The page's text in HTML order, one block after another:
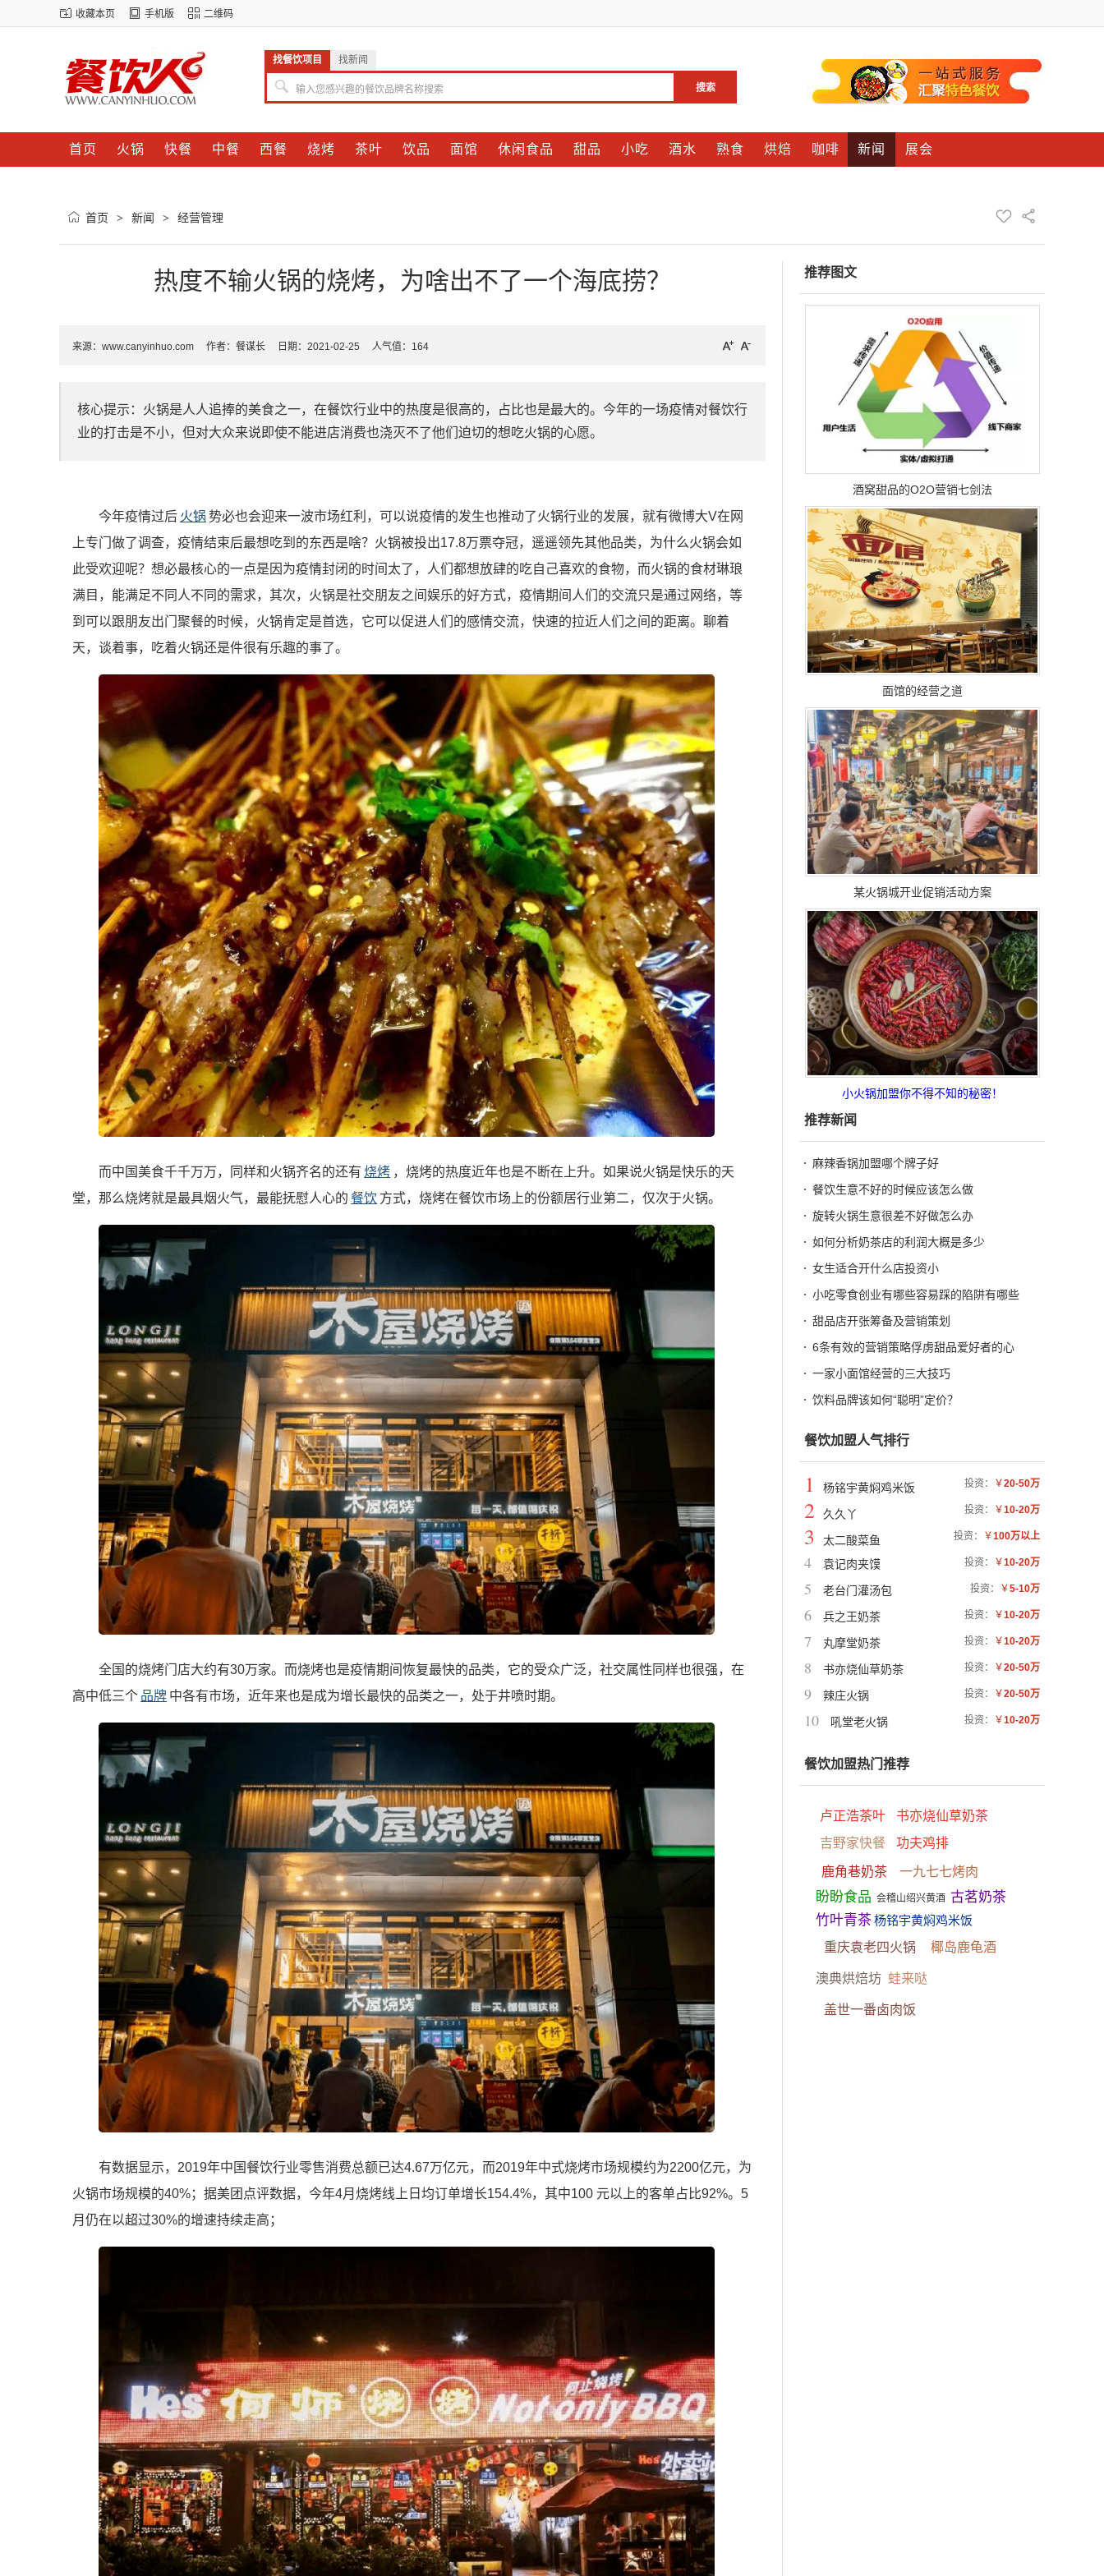
收藏本页 手机版 二维码
找餐饮项目 找新闻
输入您感兴趣的餐饮品牌名称搜索 搜索
首页 火锅 快餐 中餐 西餐 烧烤 茶叶 饮品 面馆 休闲食品 甜品 小吃 酒水 熟食 烘焙 咖啡 新闻 展会
首页 > 新闻 > 经营管理
热度不输火锅的烧烤，为啥出不了一个海底捞？
来源： www.canyinhuo.com 作者：餐谋长 日期：2021-02-25 人气值： 164
核心提示：火锅是人人追捧的美食之一，在餐饮行业中的热度是很高的，占比也是最大的。今年的一场疫情对餐饮行
业的打击是不小，但对大众来说即使不能进店消费也浇灭不了他们迫切的想吃火锅的心愿。
今年疫情过后 火锅 势必也会迎来一波市场红利，可以说疫情的发生也推动了火锅行业的发展，就有微博大V在网
上专门做了调查，疫情结束后最想吃到的东西是啥？火锅被投出17.8万票夺冠，遥遥领先其他品类，为什么火锅会如
此受欢迎呢？想必最核心的一点是因为疫情封闭的时间太了，人们都想放肆的吃自己喜欢的食物，而火锅的食材琳琅
满目，能满足不同人不同的需求，其次，火锅是社交朋友之间娱乐的好方式，疫情期间人们的交流只是通过网络，等
到可以跟朋友出门聚餐的时候，火锅肯定是首选，它可以促进人们的感情交流，快速的拉近人们之间的距离。聊着
天，谈着事，吃着火锅还是件很有乐趣的事了。
而中国美食千千万万，同样和火锅齐名的还有 烧烤 ，烧烤的热度近年也是不断在上升。如果说火锅是快乐的天
堂，那么烧烤就是最具烟火气，最能抚慰人心的 餐饮 方式，烧烤在餐饮市场上的份额居行业第二，仅次于火锅。
全国的烧烤门店大约有30万家。而烧烤也是疫情期间恢复最快的品类，它的受众广泛，社交属性同样也很强，在
高中低三个 品牌 中各有市场，近年来也是成为增长最快的品类之一，处于井喷时期。
有数据显示，2019年中国餐饮行业零售消费总额已达4.67万亿元，而2019年中式烧烤市场规模约为2200亿元，为
火锅市场规模的40%；据美团点评数据，今年4月烧烤线上日均订单增长154.4%，其中100 元以上的客单占比92%。5
月仍在以超过30%的增速持续走高；
推荐图文
酒窝甜品的O2O营销七剑法
面馆的经营之道
某火锅城开业促销活动方案
小火锅加盟你不得不知的秘密！
推荐新闻
麻辣香锅加盟哪个牌子好
餐饮生意不好的时候应该怎么做
旋转火锅生意很差不好做怎么办
如何分析奶茶店的利润大概是多少
女生适合开什么店投资小
小吃零食创业有哪些容易踩的陷阱有哪些
甜品店开张筹备及营销策划
6条有效的营销策略俘虏甜品爱好者的心
一家小面馆经营的三大技巧
饮料品牌该如何“聪明”定价？
餐饮加盟人气排行
投资： ￥20-50万
1 杨铭宇黄焖鸡米饭
投资： ￥10-20万
2 久久丫
投资： ￥100万以上
3 太二酸菜鱼
投资： ￥10-20万
4 袁记肉夹馍
投资： ￥5-10万
5 老台门灌汤包
投资： ￥10-20万
6 兵之王奶茶
投资： ￥10-20万
7 丸摩堂奶茶
投资： ￥20-50万
8 书亦烧仙草奶茶
投资： ￥20-50万
9 辣庄火锅
投资： ￥10-20万
10 吼堂老火锅
餐饮加盟热门推荐
卢正浩茶叶
书亦烧仙草奶茶
吉野家快餐
功夫鸡排
鹿角巷奶茶 一九七七烤肉
盼盼食品 会稽山绍兴黄酒 古茗奶茶
竹叶青茶杨铭宇黄焖鸡米饭
重庆袁老四火锅
椰岛鹿龟酒
澳典烘焙坊 蛙来哒
盖世一番卤肉饭